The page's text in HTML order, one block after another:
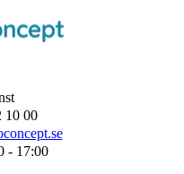
10 00
- 17:00